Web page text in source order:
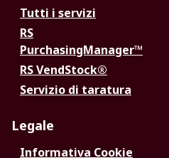
Tutti i servizi
RS
PurchasingManager™
RS VendStock®
Servizio di taratura
Legale
Informativa Cookie